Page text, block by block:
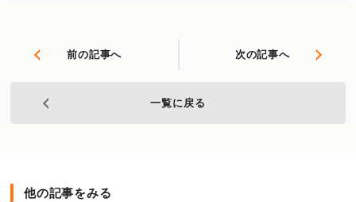
前の記事へ 次の記事へ
一覧に戻る
他の記事をみる